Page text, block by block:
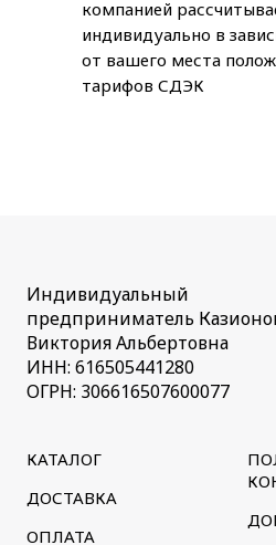
компанией
индивидуально в
от вашего места
тарифов СДЭК
Индивидуальный
предприниматель
Виктория Альбертовна
ИНН: 616505441280
ОГРН: 306616507600077
КАТАЛОГ
ДОСТАВКА
ОПЛАТА